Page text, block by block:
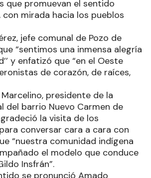
que promuevan el sentido
con mirada hacia los pueblos
jefe comunal de Pozo de
“sentimos una inmensa alegría
y enfatizó que “en el Oeste
de corazón, de raíces,
presidente de la
del barrio Nuevo Carmen de
la visita de los
conversar cara a cara con
“nuestra comunidad indígena
el modelo que conduce
Insfrán”.
se pronunció Amado